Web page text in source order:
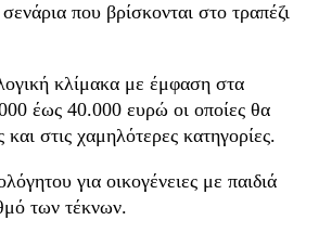
που βρίσκονται στο τραπέζι
κλίμακα με έμφαση στα
έως 40.000 ευρώ οι οποίες θα
στις χαμηλότερες κατηγορίες.
για οικογένειες με παιδιά
των τέκνων.